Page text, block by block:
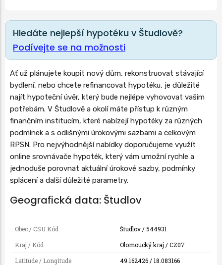
Hledáte nejlepší hypotéku v Študlově?
Podívejte se na možnosti
Ať už plánujete koupit nový dům, rekonstruovat stávající
bydlení, nebo chcete refinancovat hypotéku, je důležité
najít hypoteční úvěr, který bude nejlépe vyhovovat vašim
potřebám. V Študlově a okolí máte přístup k různým
finančním institucím, které nabízejí hypotéky za různých
podmínek a s odlišnými úrokovými sazbami a celkovým
RPSN. Pro nejvýhodnější nabídky doporučujeme využít
online srovnávače hypoték, který vám umožní rychle a
jednoduše porovnat aktuální úrokové sazby, podmínky
splácení a další důležité parametry.
Geografická data: Študlov
Obec / CSU Kód
Študlov / 544931
Kraj / Kód
Olomoucký kraj / CZ07
Latitude / Longitude
49.162426 / 18.083166